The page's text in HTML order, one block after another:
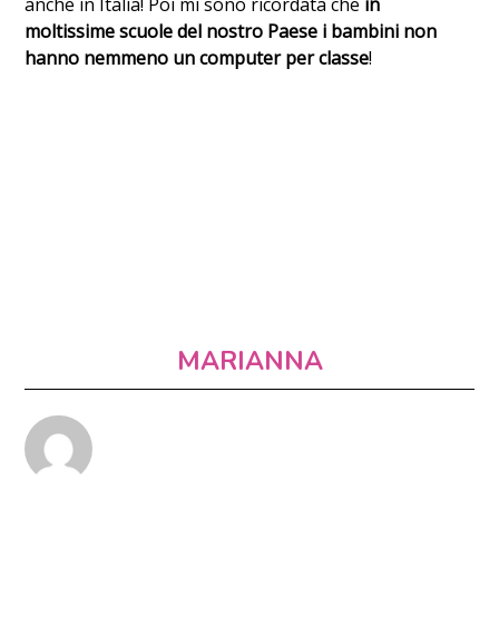
moltissime scuole del nostro Paese i bambini non
hanno nemmeno un computer per classe!
MARIANNA